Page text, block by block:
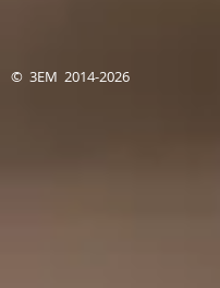
© 3EM 2014-2026